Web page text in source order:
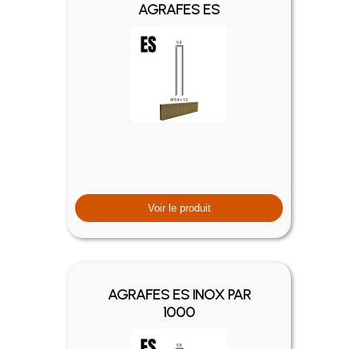
AGRAFES ES
Voir le produit
AGRAFES ES INOX PAR
1000